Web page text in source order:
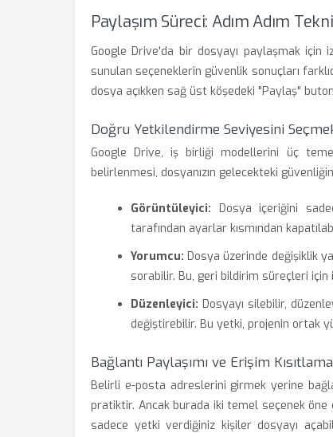
Paylaşım Süreci: Adım Adım
Google Drive'da bir dosyayı paylaşmak için
sunulan seçeneklerin güvenlik sonuçları
dosya açıkken sağ üst köşedeki "Paylaş"
Doğru Yetkilendirme Seviyesini
Google Drive, iş birliği modellerini üç
belirlenmesi, dosyanızın gelecekteki
Görüntüleyici: Dosya içeriğini
tarafından ayarlar kısmından
Yorumcu: Dosya üzerinde değişiklik
sorabilir. Bu, geri bildirim süreçleri için
Düzenleyici: Dosyayı silebilir,
değiştirebilir. Bu yetki, projenin ortak
Bağlantı Paylaşımı ve Erişim
Belirli e-posta adreslerini girmek yerine
pratiktir. Ancak burada iki temel seçenek öne
sadece yetki verdiğiniz kişiler dosyayı